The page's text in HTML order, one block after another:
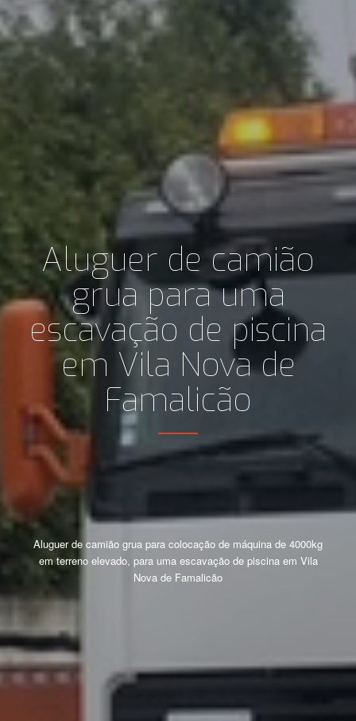
Aluguer de camião
grua para uma
escavação de piscina
em Vila Nova de
Famalicão
Aluguer de camião grua para colocação de máquina de 4000kg
em terreno elevado, para uma escavação de piscina em Vila
Nova de Famalicão